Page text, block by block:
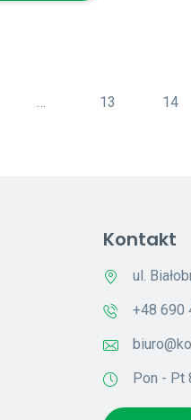
… 13 14
Kontakt
ul.
+48 690
Pon - Pt